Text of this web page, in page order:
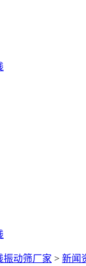
振动筛厂家 > 新闻